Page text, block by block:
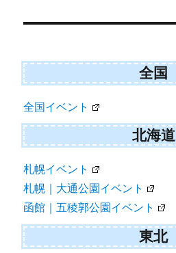
稿
ビ
ゲ
ー
シ
ョ
ン
全国
全国イベント
北海道
札幌イベント
札幌｜大通公園イベント
函館｜五稜郭公園イベント
東北